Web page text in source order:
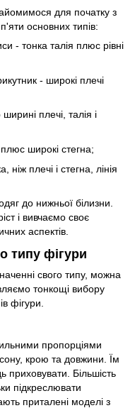
для початку з
основних типів:
- тонка талія плюс рівні
- широкі плечі
плечі, талія і
плюс широкі стегна;
плечі і стегна, лінія
до нижньої білизни.
і вивчаємо своє
аспектів.
типу фігури
свого типу, можна
тонкощі вибору
фігури.
пропорціями
крою та довжини. Їм
Більшість
підкреслювати
приталені моделі з